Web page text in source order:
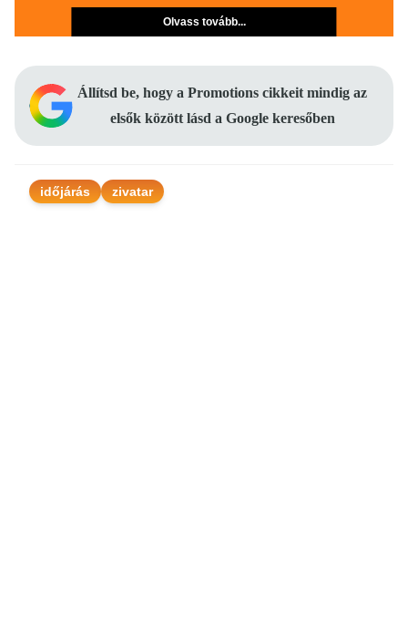
Olvass tovább...
Állítsd be, hogy a Promotions cikkeit mindig az
elsők között lásd a Google keresőben
időjárás zivatar